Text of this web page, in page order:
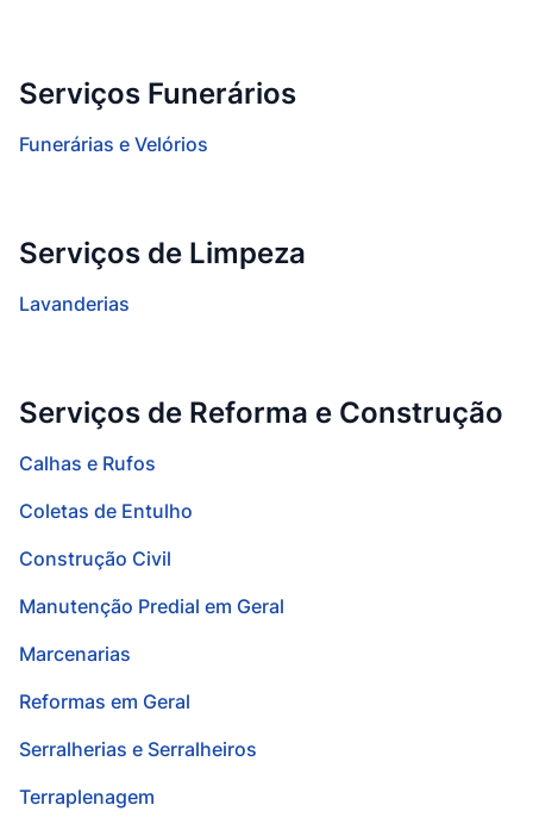
Serviços Funerários
Funerárias e Velórios
Serviços de Limpeza
Lavanderias
Serviços de Reforma e Construção
Calhas e Rufos
Coletas de Entulho
Construção Civil
Manutenção Predial em Geral
Marcenarias
Reformas em Geral
Serralherias e Serralheiros
Terraplenagem